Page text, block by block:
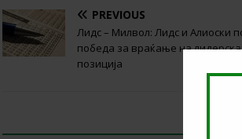
PREVIOUS
Лидс – Милвол: Лидс и Алиоски
победа за враќање на
позиција